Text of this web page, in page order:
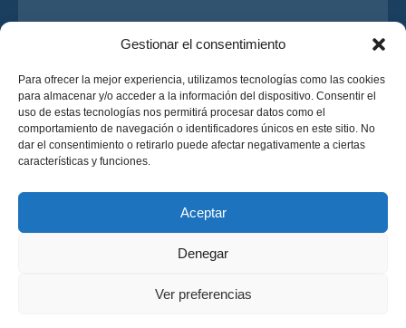
Gestionar el consentimiento
Para ofrecer la mejor experiencia, utilizamos tecnologías como las cookies
para almacenar y/o acceder a la información del dispositivo. Consentir el
uso de estas tecnologías nos permitirá procesar datos como el
comportamiento de navegación o identificadores únicos en este sitio. No
dar el consentimiento o retirarlo puede afectar negativamente a ciertas
características y funciones.
Aceptar
Denegar
Ver preferencias
He leído y acepto la
Solicite un presupuesto
Solicite un presupuesto